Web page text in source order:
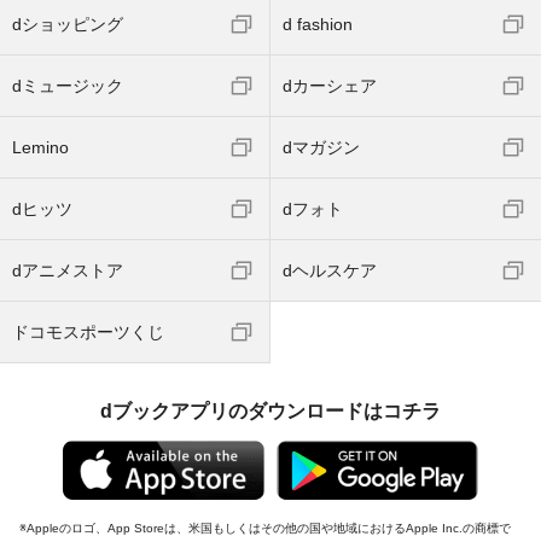
dショッピング d fashion
dミュージック dカーシェア
Lemino dマガジン
dヒッツ dフォト
dアニメストア dヘルスケア
ドコモスポーツくじ
dブックアプリのダウンロードはコチラ
Appleのロゴ、App Storeは、米国もしくはその他の国や地域におけるApple Inc.の商標で